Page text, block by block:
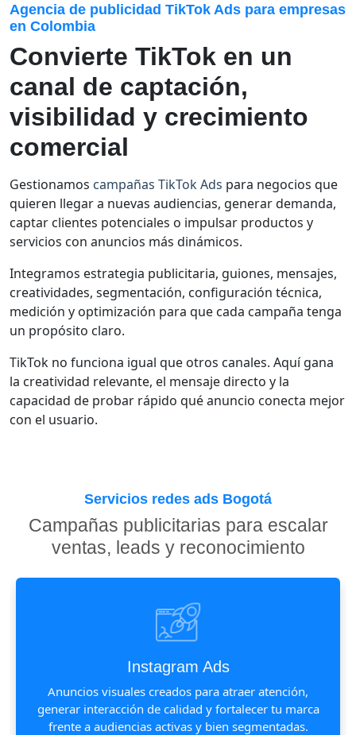
Agencia de publicidad TikTok Ads para empresas
en Colombia
Convierte TikTok en un
canal de captación,
visibilidad y crecimiento
comercial
Gestionamos campañas TikTok Ads para negocios que
quieren llegar a nuevas audiencias, generar demanda,
captar clientes potenciales o impulsar productos y
servicios con anuncios más dinámicos.
Integramos estrategia publicitaria, guiones, mensajes,
creatividades, segmentación, configuración técnica,
medición y optimización para que cada campaña tenga
un propósito claro.
TikTok no funciona igual que otros canales. Aquí gana
la creatividad relevante, el mensaje directo y la
capacidad de probar rápido qué anuncio conecta mejor
con el usuario.
Servicios redes ads Bogotá
Campañas publicitarias para escalar
ventas, leads y reconocimiento
Instagram Ads
Anuncios visuales creados para atraer atención,
generar interacción de calidad y fortalecer tu marca
frente a audiencias activas y bien segmentadas.